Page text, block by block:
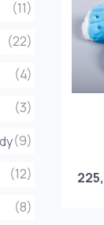
(11)
(22)
(4)
(3)
(9)
(12)
(8)